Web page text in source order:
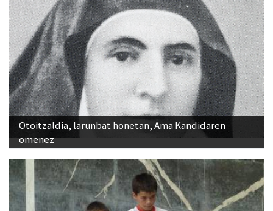
Otoitzaldia, larunbat honetan, Ama Kandidaren
omenez